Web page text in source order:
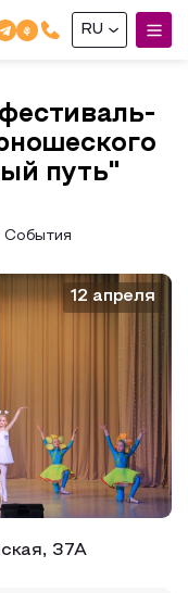
RU
путь"
События
12 апреля
37А